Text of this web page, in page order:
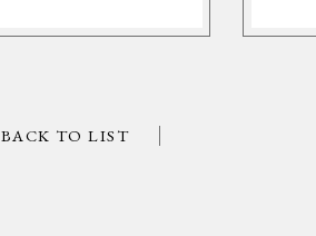
BACK TO LIST